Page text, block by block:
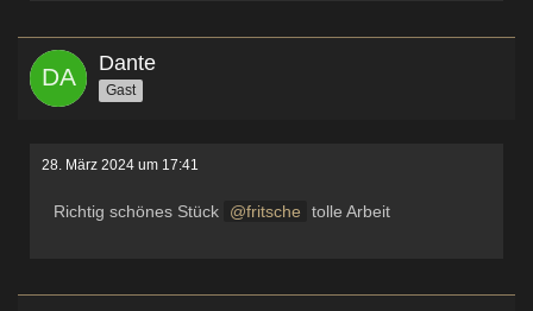
Dante
Gast
28. März 2024 um 17:41
Richtig schönes Stück fritsche tolle Arbeit